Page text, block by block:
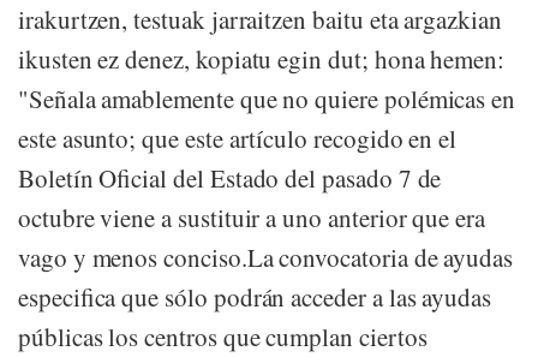
irakurtzen, testuak jarraitzen baitu eta argazkian
ikusten ez denez, kopiatu egin dut; hona hemen:
"Señala amablemente que no quiere polémicas en
este asunto; que este artículo recogido en el
Boletín Oficial del Estado del pasado 7 de
octubre viene a sustituir a uno anterior que era
vago y menos conciso.La convocatoria de ayudas
especifica que sólo podrán acceder a las ayudas
públicas los centros que cumplan ciertos